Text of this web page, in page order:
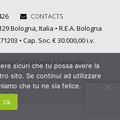
CONTACTS
Bologna, Italia • R.E.A. Bologna
• Cap. Soc. € 30.000,00 i.v.
|Calcelatte|Tadelakt
sicuri che tu possa avere la
sito. Se continui ad utilizzare
che tu ne sia felice.
Ok